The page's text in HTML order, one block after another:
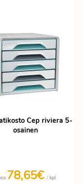
Cep riviera 5-
osainen
78,65€ / kpl